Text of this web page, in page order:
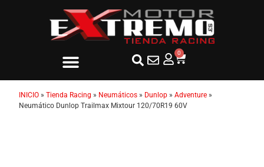
0
INICIO » Tienda Racing » Neumáticos » Dunlop » Adventure »
Neumático Dunlop Trailmax Mixtour 120/70R19 60V